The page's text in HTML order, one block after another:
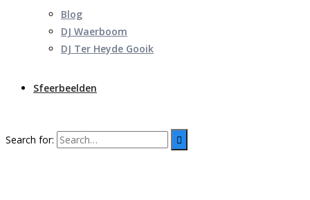
Blog
DJ Waerboom
DJ Ter Heyde Gooik
Sfeerbeelden
Search for: